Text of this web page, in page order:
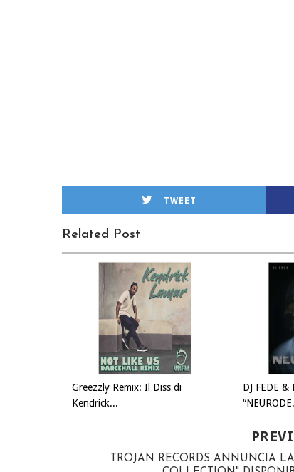
TWEET
Related Post
Greezzly Remix: Il Diss di
Kendrick...
DJ FEDE &
TROJAN RECORDS ANNUNCIA